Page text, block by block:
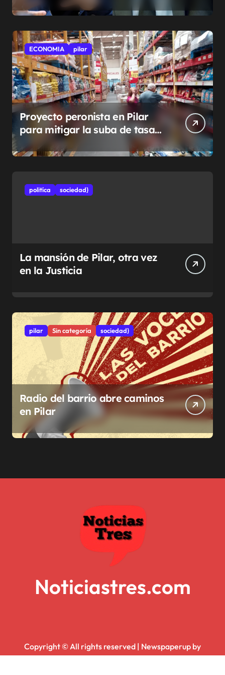
ECONOMIA pilar
Proyecto peronista en Pilar
para mitigar la suba de tasas
municipales
politíca sociedad}
La mansión de Pilar, otra vez
en la Justicia
pilar Sin categoría sociedad}
Radio del barrio abre caminos
en Pilar
Noticiastres.com
Copyright © All rights reserved | Newspaperup by